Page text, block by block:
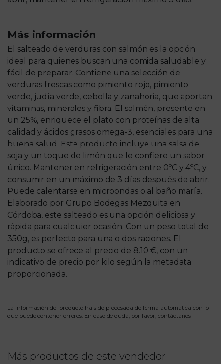
Más información
El salteado de verduras con salmón es la opción
ideal para quienes buscan una comida saludable y
fácil de preparar. Contiene una selección de
verduras frescas como pimiento rojo, pimiento
verde, judía verde, cebolla y zanahoria, que aportan
vitaminas, minerales y fibra. El salmón, presente en
un 25%, enriquece el plato con proteínas de alta
calidad y ácidos grasos omega-3, esenciales para una
buena salud. Este producto incluye una salsa de
soja y un toque de limón que le confiere un sabor
único. Mantener en refrigeración entre 0ºC y 4ºC, y
consumir en un máximo de 3 días después de abrir.
Puede calentarse en microondas o al baño maría.
Elaborado por Grupo Bodegas Mezquita en
Córdoba, este salteado es una opción deliciosa y
rápida para cualquier ocasión. Con un peso total de
350g, es perfecto para una o dos raciones. El
producto se ofrece al precio de 8.10 €, con un
indicativo de precio por kilo según la metadata
proporcionada.
La información del producto ha sido procesada de forma automática con lo
que puede contener errores. En caso de duda, por favor, contáctanos
Más productos de este vendedor